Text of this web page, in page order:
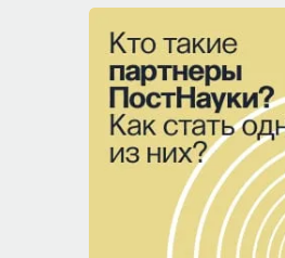
МЕДИЦИНА
651 публикация
МЕДИЦИНА СОН